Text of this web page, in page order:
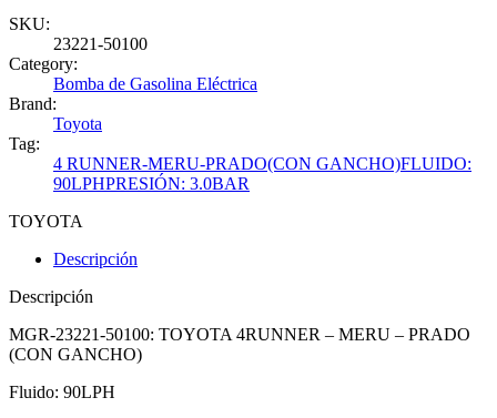
SKU:
23221-50100
Category:
Bomba de Gasolina Eléctrica
Brand:
Toyota
Tag:
4 RUNNER-MERU-PRADO(CON GANCHO)FLUIDO:
90LPHPRESIÓN: 3.0BAR
TOYOTA
Descripción
Descripción
MGR-23221-50100: TOYOTA 4RUNNER – MERU – PRADO
(CON GANCHO)
Fluido: 90LPH